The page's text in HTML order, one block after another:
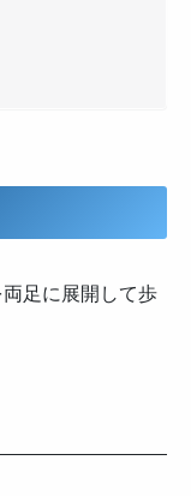
足に展開して歩